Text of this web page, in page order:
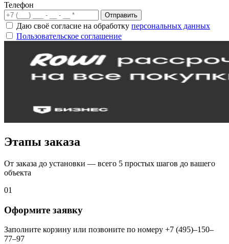
Телефон
Отправить
Даю своё согласие на обработку персональных данных
Пользовательское соглашение
Этапы заказа
От заказа до установки — всего 5 простых шагов до вашего
объекта
01
Оформите заявку
Заполните корзину или позвоните по номеру +7 (495)–150–
77–97